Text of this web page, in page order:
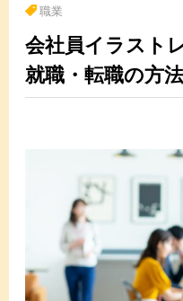
職業
会社員イラスト
就職・転職の方